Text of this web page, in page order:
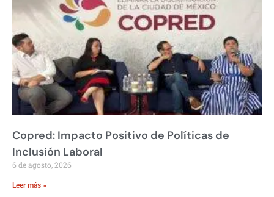
Copred: Impacto Positivo de Políticas de
Inclusión Laboral
6 de agosto, 2026
Leer más »